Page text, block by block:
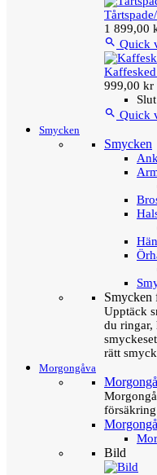
1 899,00
 Quick
999,00 kr
 Quick
Smycken
Smycken
Smycken
Upptäck
du ringar,
rätt
Morgongåva
Bild